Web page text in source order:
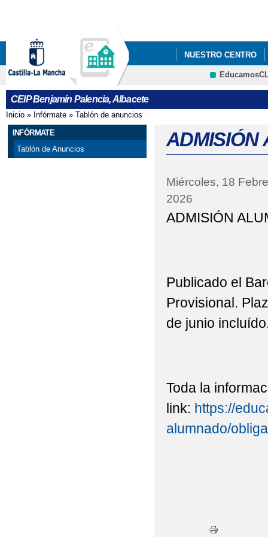
NUESTRO CENTRO
BLOG DE CENTRO
CEIP Benjamín Palencia, Albacete
Se encuentra usted aquí
Inicio » Infórmate » Tablón de anuncios
INFÓRMATE
Tablón de Anuncios
ADMISIÓN
Miércoles, 18
2026
ADMISIÓN
Publicado el
Provisional.
de junio
Toda la
link: https://
alumnado/